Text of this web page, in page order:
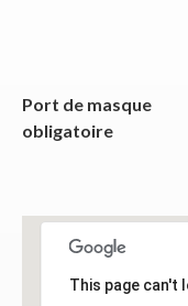
Port de masque
obligatoire
This page can't